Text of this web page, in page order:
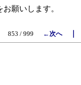
願いします。
853 / 999
←次へ｜